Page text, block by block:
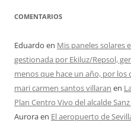
COMENTARIOS
Eduardo en Mis paneles solares
gestionada por Ekiluz/Repsol,
menos que hace un año, por los
mari carmen santos villaran en
Plan Centro Vivo del alcalde
Auroraen El aeropuerto de